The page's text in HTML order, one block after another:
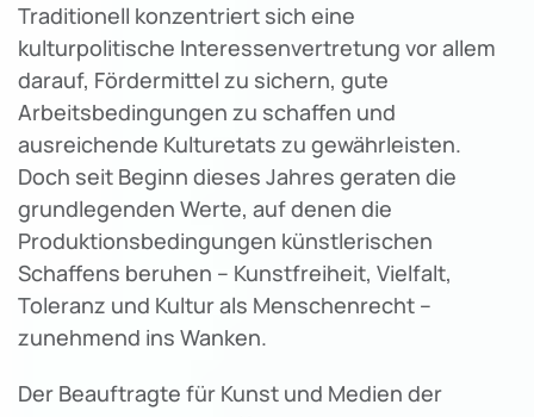
Traditionell konzentriert sich eine
kulturpolitische Interessenvertretung vor allem
darauf, Fördermittel zu sichern, gute
Arbeitsbedingungen zu schaffen und
ausreichende Kulturetats zu gewährleisten.
Doch seit Beginn dieses Jahres geraten die
grundlegenden Werte, auf denen die
Produktionsbedingungen künstlerischen
Schaffens beruhen – Kunstfreiheit, Vielfalt,
Toleranz und Kultur als Menschenrecht –
zunehmend ins Wanken.
Der Beauftragte für Kunst und Medien der